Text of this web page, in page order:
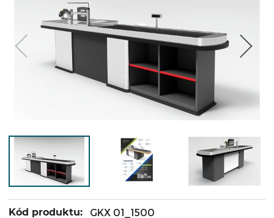
Kód produktu: GKX 01_1500